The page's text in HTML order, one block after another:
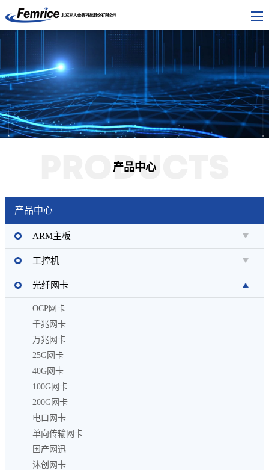
产品中心
PRODUCTS
产品中心
ARM主板
工控机
光纤网卡
OCP网卡
千兆网卡
万兆网卡
25G网卡
40G网卡
100G网卡
200G网卡
电口网卡
单向传输网卡
国产网迅
沐创网卡